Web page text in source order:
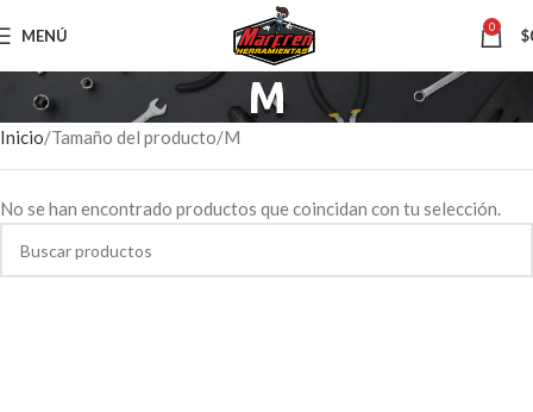
MENÚ 0 $
M
Inicio Tamaño del producto M
No se han encontrado productos que coincidan con tu selección.